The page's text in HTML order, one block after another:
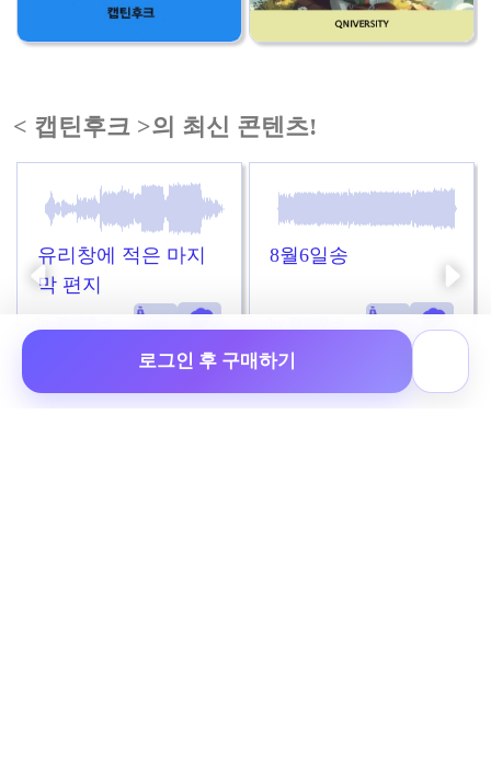
로그인 후 구매하기
< 캡틴후크 >의 최신 콘텐츠!
유리창에 적은 마지
막 편지
8월6일송